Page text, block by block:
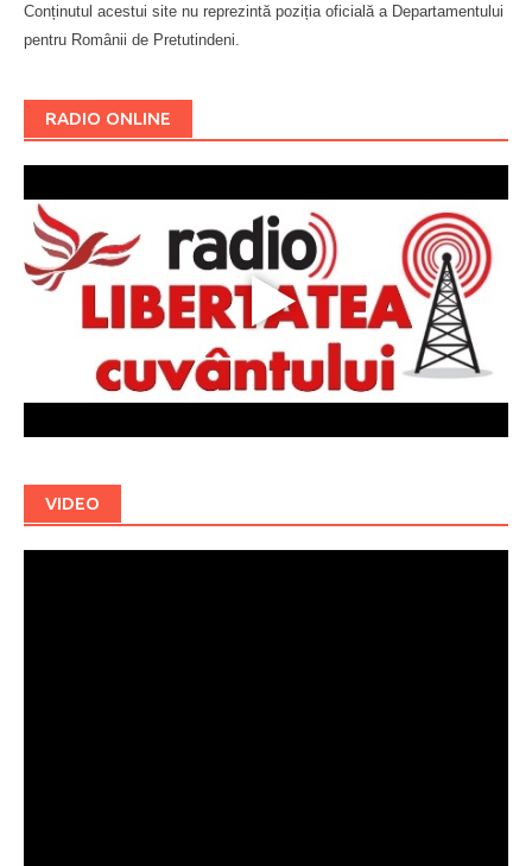
Conținutul acestui site nu reprezintă poziția oficială a Departamentului
pentru Românii de Pretutindeni.
RADIO ONLINE
VIDEO